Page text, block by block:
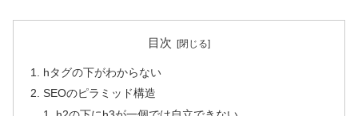
目次
hタグの下がわからない
SEOのピラミッド構造